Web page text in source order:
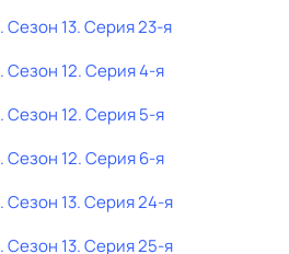
. Сезон 13. Серия 23-я
. Сезон 12. Серия 4-я
. Сезон 12. Серия 5-я
. Сезон 12. Серия 6-я
. Сезон 13. Серия 24-я
. Сезон 13. Серия 25-я